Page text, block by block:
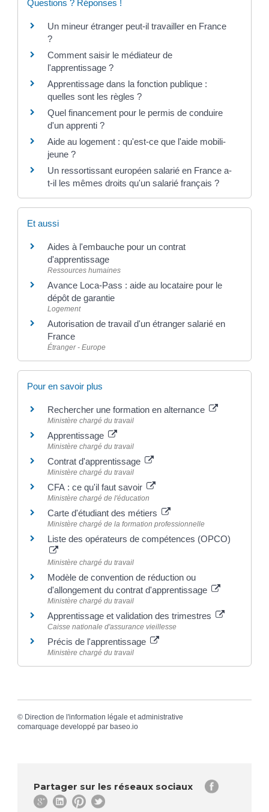
Questions ? Réponses !
Un mineur étranger peut-il travailler en France
?
Comment saisir le médiateur de
l'apprentissage ?
Apprentissage dans la fonction publique :
quelles sont les règles ?
Quel financement pour le permis de conduire
d'un apprenti ?
Aide au logement : qu'est-ce que l'aide mobili-
jeune ?
Un ressortissant européen salarié en France a-
t-il les mêmes droits qu'un salarié français ?
Et aussi
Aides à l'embauche pour un contrat
d'apprentissage
Ressources humaines
Avance Loca-Pass : aide au locataire pour le
dépôt de garantie
Logement
Autorisation de travail d'un étranger salarié en
France
Étranger - Europe
Pour en savoir plus
Rechercher une formation en alternance
Ministère chargé du travail
Apprentissage
Ministère chargé du travail
Contrat d'apprentissage
Ministère chargé du travail
CFA : ce qu'il faut savoir
Ministère chargé de l'éducation
Carte d'étudiant des métiers
Ministère chargé de la formation professionnelle
Liste des opérateurs de compétences (OPCO)
Ministère chargé du travail
Modèle de convention de réduction ou
d'allongement du contrat d'apprentissage
Ministère chargé du travail
Apprentissage et validation des trimestres
Caisse nationale d'assurance vieillesse
Précis de l'apprentissage
Ministère chargé du travail
© Direction de l'information légale et administrative
comarquage developpé par baseo.io
Partager sur les réseaux sociaux